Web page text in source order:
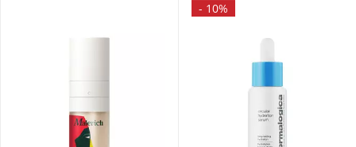
- 10%